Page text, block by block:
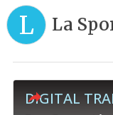
L La
DIGITAL